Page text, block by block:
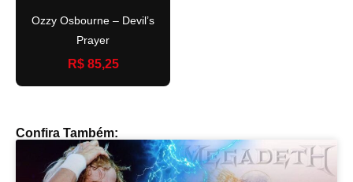
Ozzy Osbourne – Devil’s
Prayer
R$ 85,25
Confira Também: